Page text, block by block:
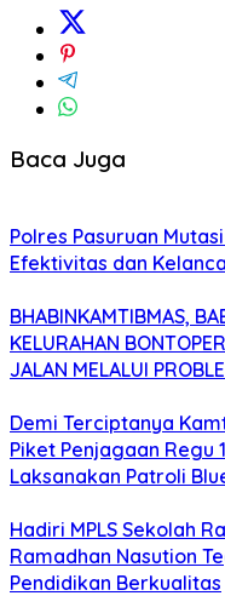
Baca Juga
Polres Pasuruan
Efektivitas dan
BHABINKAMTIBMAS,
KELURAHAN
JALAN MELALUI
Demi Terciptanya
Piket Penjagaan Regu
Laksanakan Patroli
Hadiri MPLS Sekolah
Ramadhan Nasution
Pendidikan Berkualitas